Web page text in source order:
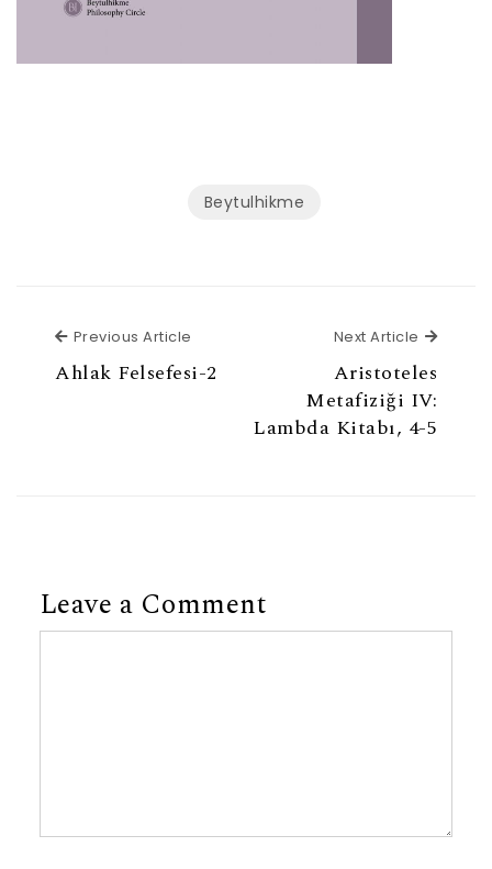
Beytulhikme
Previous Article
Ahlak Felsefesi-2
Next Article Next
Aristoteles
Metafiziği IV:
Lambda Kitabı, 4-5
Leave a Comment